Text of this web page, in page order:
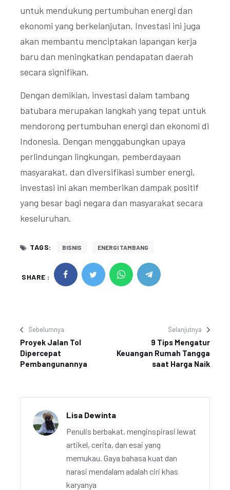
untuk mendukung pertumbuhan energi dan
ekonomi yang berkelanjutan. Investasi ini juga
akan membantu menciptakan lapangan kerja
baru dan meningkatkan pendapatan daerah
secara signifikan.
Dengan demikian, investasi dalam tambang
batubara merupakan langkah yang tepat untuk
mendorong pertumbuhan energi dan ekonomi di
Indonesia. Dengan menggabungkan upaya
perlindungan lingkungan, pemberdayaan
masyarakat, dan diversifikasi sumber energi,
investasi ini akan memberikan dampak positif
yang besar bagi negara dan masyarakat secara
keseluruhan.
TAGS: BISNIS ENERGI TAMBANG
SHARE :
Sebelumnya
Proyek Jalan Tol
Dipercepat
Pembangunannya
Selanjutnya
9 Tips Mengatur
Keuangan Rumah Tangga
saat Harga Naik
Lisa Dewinta
Penulis berbakat, menginspirasi lewat
artikel, cerita, dan esai yang
memukau. Gaya bahasa kuat dan
narasi mendalam adalah ciri khas
karyanya